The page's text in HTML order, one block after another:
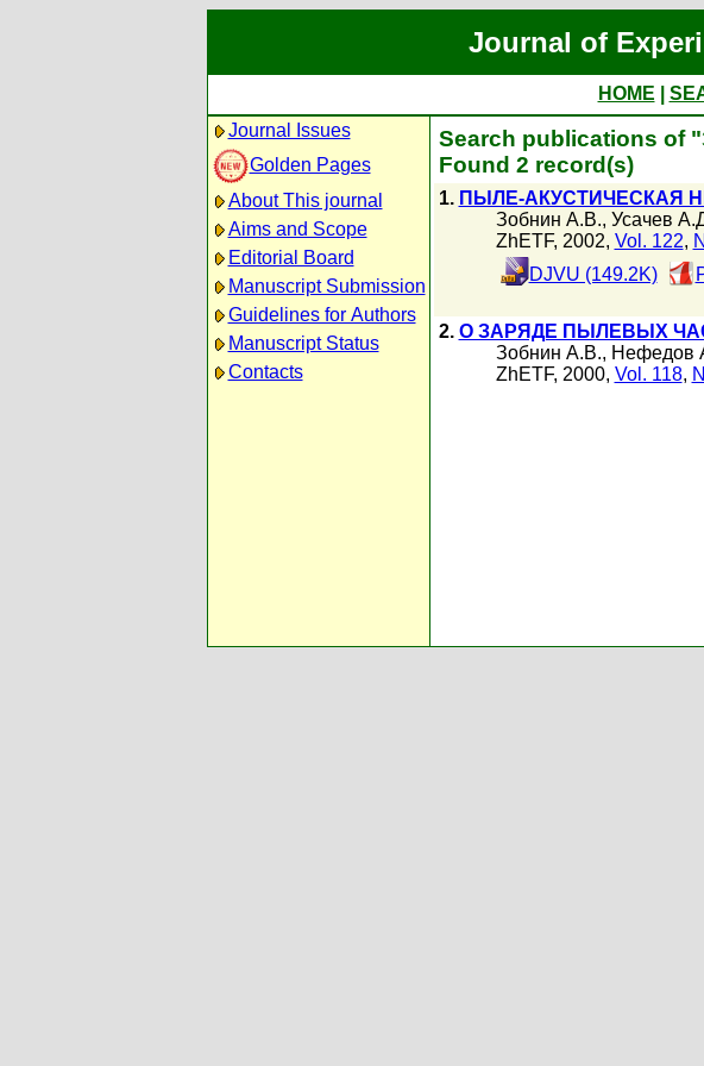
Journal of
HOME
Journal Issues
Golden Pages
About This journal
Aims and Scope
Editorial Board
Manuscript Submission
Guidelines for Authors
Manuscript Status
Contacts
Search publications of
Found 2 record(s)
1. ПЫЛЕ-АКУСТИЧЕСКАЯ
Зобнин А.В., Усачев
ZhETF, 2002, Vol. 122,
DJVU (149.2K)
2. О ЗАРЯДЕ ПЫЛЕВЫХ
Зобнин А.В., Нефедов
ZhETF, 2000, Vol. 118,